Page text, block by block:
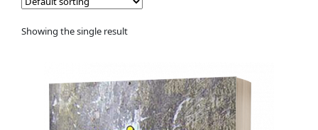
Showing the single result